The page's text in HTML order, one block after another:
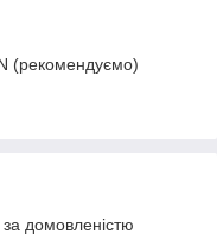
(рекомендуємо)
домовленістю